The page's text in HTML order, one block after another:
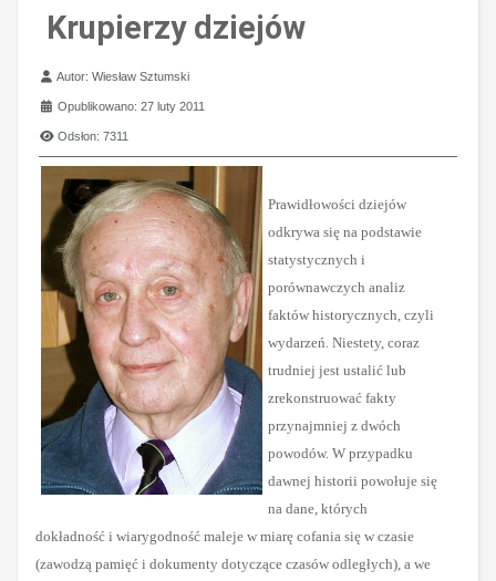
Krupierzy dziejów
Szczegóły
Autor:Wiesław Sztumski
Opublikowano: 27 luty 2011
Odsłon: 7311
Prawidłowości dziejów
odkrywa się na podstawie
statystycznych i
porównawczych analiz
faktów historycznych, czyli
wydarzeń. Niestety, coraz
trudniej jest ustalić lub
zrekonstruować fakty
przynajmniej z dwóch
powodów. W przypadku
dawnej historii powołuje się
na dane, których
dokładność i wiarygodność maleje w miarę cofania się w czasie
(zawodzą pamięć i dokumenty dotyczące czasów odległych), a we